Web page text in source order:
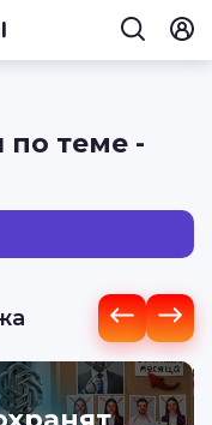
по теме -